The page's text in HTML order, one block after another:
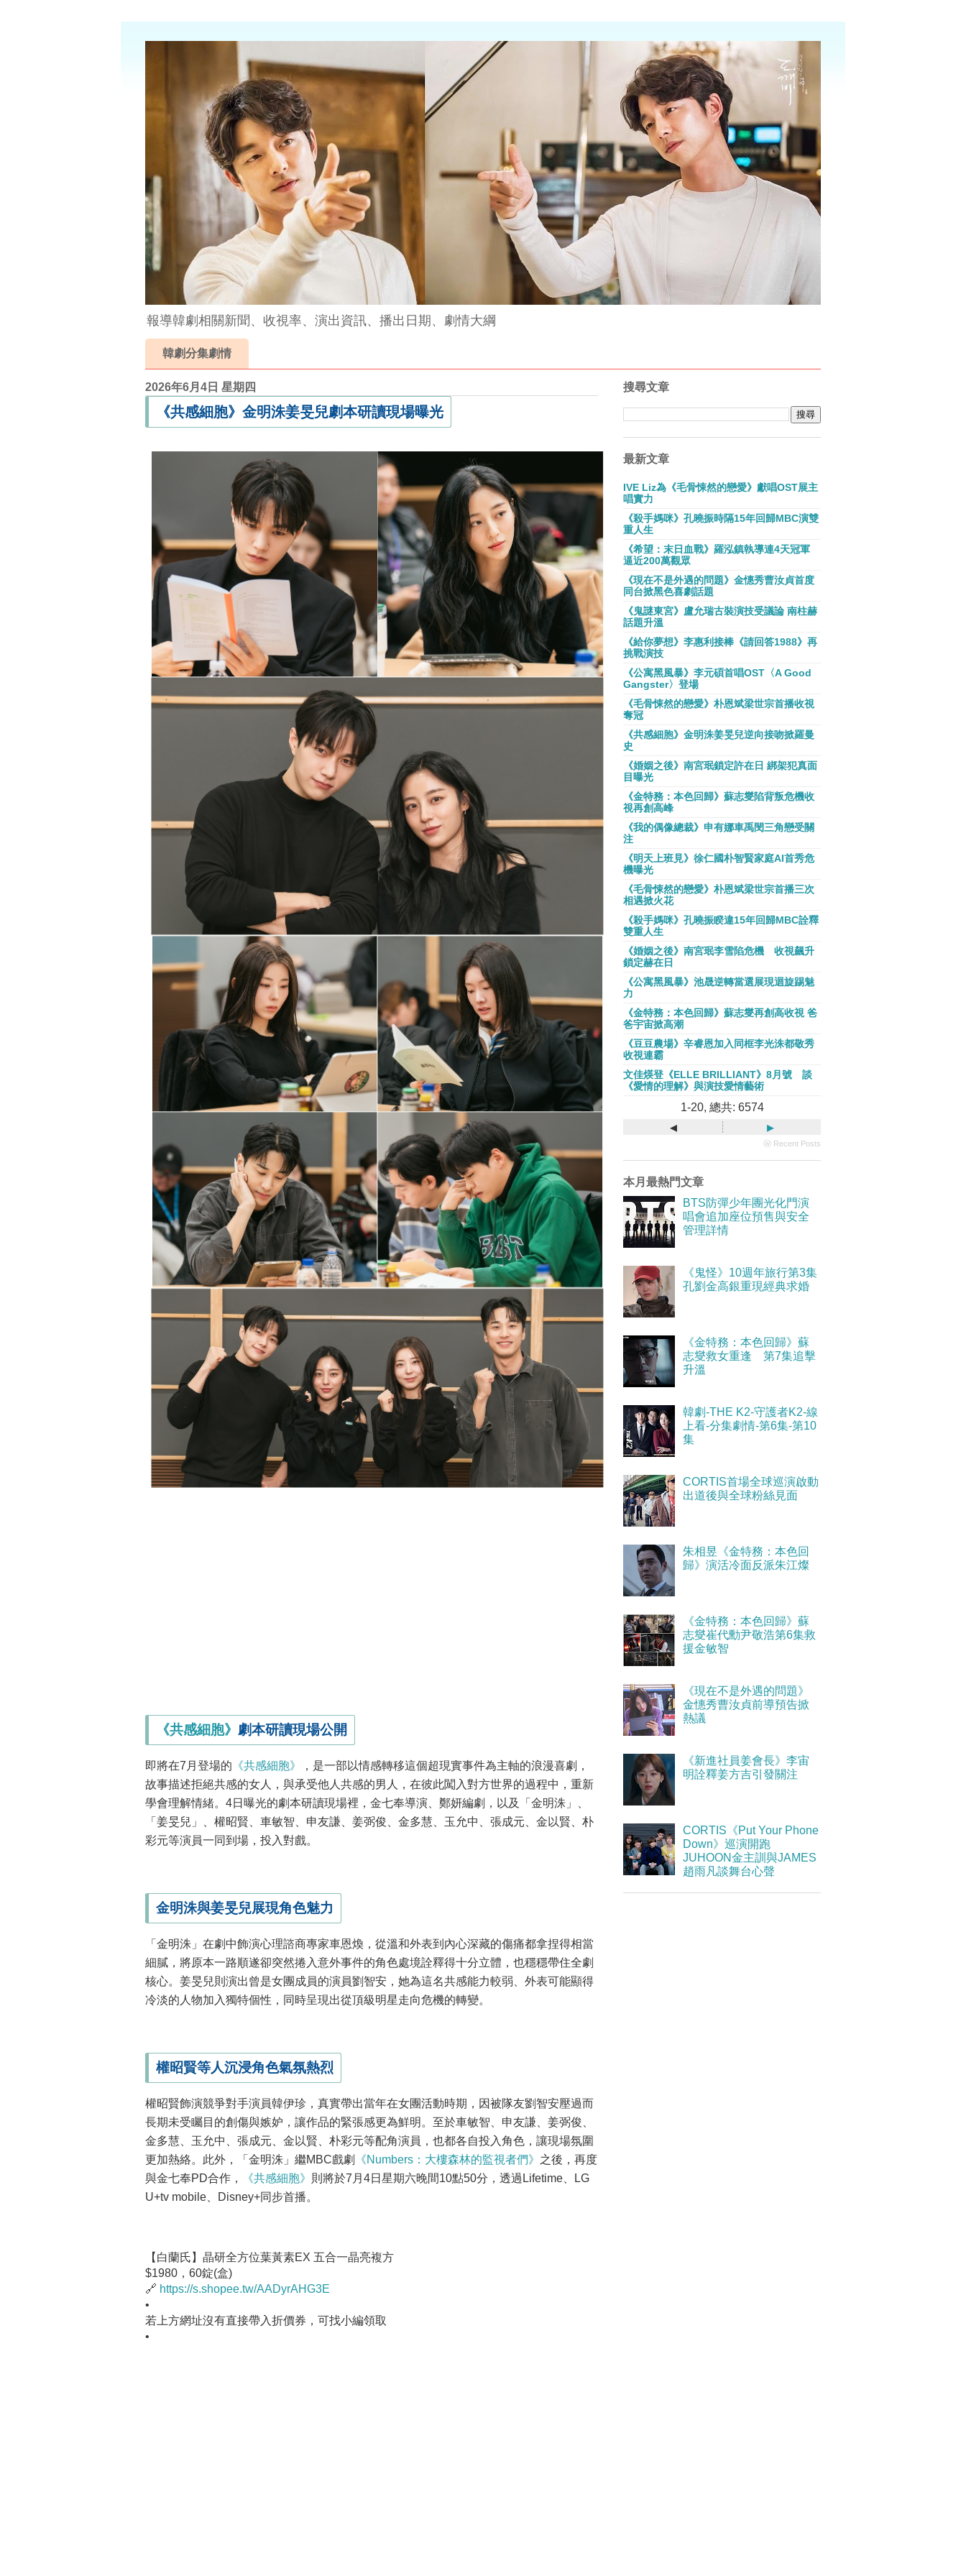
報導韓劇相關新聞、收視率、演出資訊、播出日期、劇情大綱
韓劇分集劇情
2026年6月4日 星期四
《共感細胞》金明洙姜旻兒劇本研讀現場曝光
《共感細胞》 劇本研讀現場公開
即將在7月登場的 《共感細胞》
，是一部以情感轉移這個超現實事件為主軸的浪漫喜劇，
故事描述拒絕共感的女人，與承受他人共感的男人，在彼此闖入對方世界的過程中，重新
學會理解情緒。4日曝光的劇本研讀現場裡，金七奉導演、鄭妍編劇，以及「金明洙」、
「姜旻兒」、權昭賢、車敏智、申友謙、姜弼俊、金多慧、玉允中、張成元、金以賢、朴
彩元等演員一同到場，投入對戲。
金明洙與姜旻兒展現角色魅力
「金明洙」在劇中飾演心理諮商專家車恩煥，從溫和外表到內心深藏的傷痛都拿捏得相當
細膩，將原本一路順遂卻突然捲入意外事件的角色處境詮釋得十分立體，也穩穩帶住全劇
核心。姜旻兒則演出曾是女團成員的演員劉智安，她為這名共感能力較弱、外表可能顯得
冷淡的人物加入獨特個性，同時呈現出從頂級明星走向危機的轉變。
權昭賢等人沉浸角色氣氛熱烈
權昭賢飾演競爭對手演員韓伊珍，真實帶出當年在女團活動時期，因被隊友劉智安壓過而
長期未受矚目的創傷與嫉妒，讓作品的緊張感更為鮮明。至於車敏智、申友謙、姜弼俊、
金多慧、玉允中、張成元、金以賢、朴彩元等配角演員，也都各自投入角色，讓現場氛圍
更加熱絡。此外，「金明洙」繼MBC戲劇
《Numbers：大樓森林的監視者們》 之後，再度
與金七奉PD合作，
《共感細胞》 則將於7月4日星期六晚間10點50分，透過Lifetime、LG
U+tv mobile、Disney+同步首播。
【白蘭氏】晶研全方位葉黃素EX 五合一晶亮複方
$1980，60錠(盒)
🔗 https://s.shopee.tw/AADyrAHG3E
•
若上方網址沒有直接帶入折價券，可找小編領取
•
搜尋文章
最新文章
IVE Liz為《毛骨悚然的戀愛》獻唱OST展主
唱實力
《殺手媽咪》孔曉振時隔15年回歸MBC演雙
重人生
《希望：末日血戰》羅泓鎮執導連4天冠軍
逼近200萬觀眾
《現在不是外遇的問題》金憓秀曹汝貞首度
同台掀黑色喜劇話題
《鬼謎東宮》盧允瑞古裝演技受議論 南柱赫
話題升溫
《給你夢想》李惠利接棒《請回答1988》再
挑戰演技
《公寓黑風暴》李元碩首唱OST〈A Good
Gangster〉登場
《毛骨悚然的戀愛》朴恩斌梁世宗首播收視
奪冠
《共感細胞》金明洙姜旻兒逆向接吻掀羅曼
史
《婚姻之後》南宮珉鎖定許在日 綁架犯真面
目曝光
《金特務：本色回歸》蘇志燮陷背叛危機收
視再創高峰
《我的偶像總裁》申有娜車禹閔三角戀受關
注
《明天上班見》徐仁國朴智賢家庭AI首秀危
機曝光
《毛骨悚然的戀愛》朴恩斌梁世宗首播三次
相遇掀火花
《殺手媽咪》孔曉振睽違15年回歸MBC詮釋
雙重人生
《婚姻之後》南宮珉李雪陷危機 收視飆升
鎖定赫在日
《公寓黑風暴》池晟逆轉當選展現迴旋踢魅
力
《金特務：本色回歸》蘇志燮再創高收視 爸
爸宇宙掀高潮
《豆豆農場》辛睿恩加入同框李光洙都敬秀
收視連霸
文佳煐登《ELLE BRILLIANT》8月號 談
《愛情的理解》與演技愛情藝術
1-20, 總共: 6574
◂ ▸
ⓦ Recent Posts
本月最熱門文章
BTS防彈少年團光化門演
唱會追加座位預售與安全
管理詳情
《鬼怪》10週年旅行第3集
孔劉金高銀重現經典求婚
《金特務：本色回歸》蘇
志燮救女重逢 第7集追擊
升溫
韓劇-THE K2-守護者K2-線
上看-分集劇情-第6集-第10
集
CORTIS首場全球巡演啟動
出道後與全球粉絲見面
朱相昱《金特務：本色回
歸》演活冷面反派朱江燦
《金特務：本色回歸》蘇
志燮崔代勳尹敬浩第6集救
援金敏智
《現在不是外遇的問題》
金憓秀曹汝貞前導預告掀
熱議
《新進社員姜會長》李宙
明詮釋姜方吉引發關注
CORTIS《Put Your Phone
Down》巡演開跑
JUHOON金主訓與JAMES
趙雨凡談舞台心聲